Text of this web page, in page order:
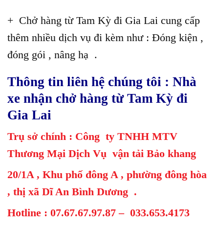
+ Chở hàng từ Tam Kỳ đi Gia Lai cung cấp
thêm nhiều dịch vụ đi kèm như : Đóng kiện ,
đóng gói , nâng hạ .
Thông tin liên hệ chúng tôi : Nhà
xe nhận chở hàng từ Tam Kỳ đi
Gia Lai
Trụ sở chính : Công ty TNHH MTV
Thương Mại Dịch Vụ vận tải Bảo khang
20/1A , Khu phố đông A , phường đông hòa
, thị xã Dĩ An Bình Dương .
Hotline : 07.67.67.97.87 – 033.653.4173